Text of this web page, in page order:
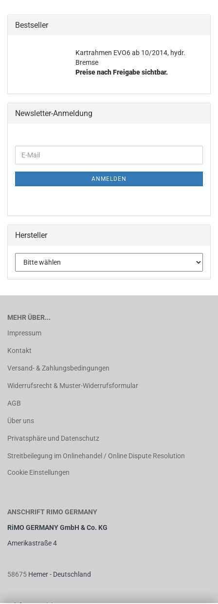
Bestseller
Kart­rah­men EVO6 ab 10/2014, hydr.
Brem­se
Preise nach Freigabe sichtbar.
Newsletter-Anmeldung
ANMELDEN
Hersteller
MEHR ÜBER...
Impressum
Kontakt
Versand- & Zahlungsbedingungen
Widerrufsrecht & Muster-Widerrufsformular
AGB
Über uns
Privatsphäre und Datenschutz
Streitbeilegung im Onlinehandel / Online Dispute Resolution
Cookie Einstellungen
ANSCHRIFT RIMO GERMANY
RiMO GERMANY GmbH & Co. KG
Amerikastraße 4
58675 Hemer - Deutschland